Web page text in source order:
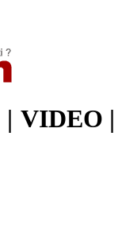
| VIDEO |